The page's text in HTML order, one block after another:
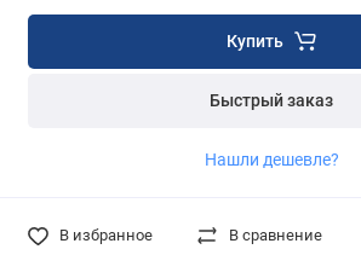
Купить
Быстрый заказ
Нашли дешевле?
В избранное В сравнение